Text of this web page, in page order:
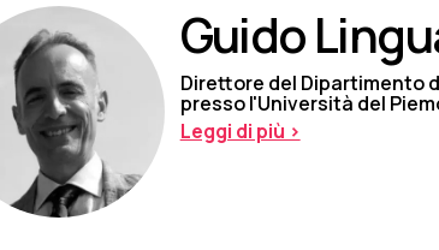
Guido
Direttore del Dipartimento
presso l'Università del
Leggi di più >